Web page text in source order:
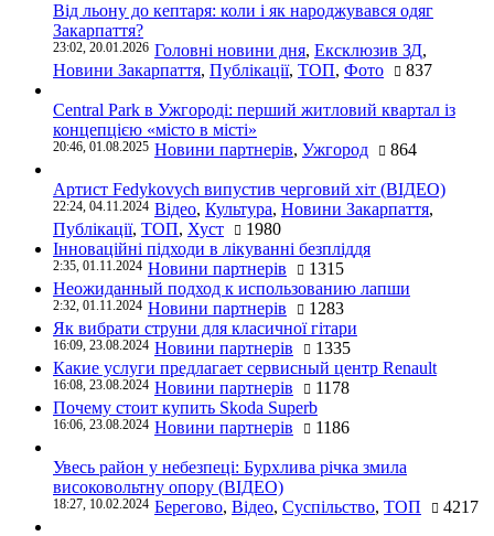
Від льону до кептаря: коли і як народжувався одяг
Закарпаття?
23:02, 20.01.2026 Головні новини дня, Ексклюзив ЗД,
Новини Закарпаття, Публікації, ТОП, Фото 837
Central Park в Ужгороді: перший житловий квартал із
концепцією «місто в місті»
20:46, 01.08.2025 Новини партнерів, Ужгород 864
Артист Fedykovych випустив черговий хіт (ВІДЕО)
22:24, 04.11.2024 Відео, Культура, Новини Закарпаття,
Публікації, ТОП, Хуст
1980
Інноваційні підходи в лікуванні безпліддя
2:35, 01.11.2024 Новини партнерів
1315
Неожиданный подход к использованию лапши
2:32, 01.11.2024 Новини партнерів
1283
Як вибрати струни для класичної гітари
16:09, 23.08.2024 Новини партнерів
1335
Какие услуги предлагает сервисный центр Renault
16:08, 23.08.2024 Новини партнерів
1178
Почему стоит купить Skoda Superb
16:06, 23.08.2024 Новини партнерів 1186
Увесь район у небезпеці: Бурхлива річка змила
високовольтну опору (ВІДЕО)
18:27, 10.02.2024 Берегово, Відео, Суспільство, ТОП 4217